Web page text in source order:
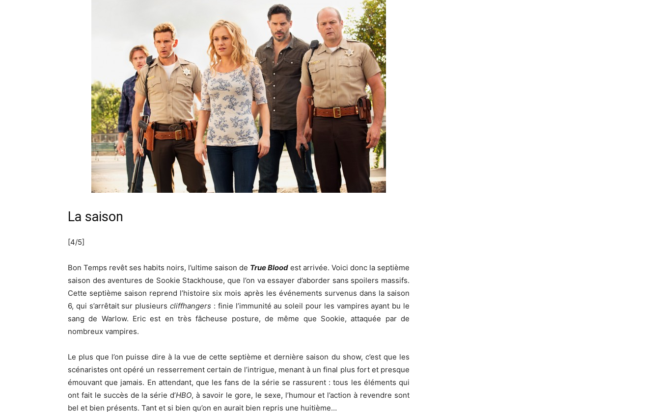
La saison
[4/5]
Bon Temps revêt ses habits noirs, l’ultime saison de True Blood est arrivée. Voici donc la septième
saison des aventures de Sookie Stackhouse, que l’on va essayer d’aborder sans spoilers massifs.
Cette septième saison reprend l’histoire six mois après les événements survenus dans la saison
6, qui s’arrêtait sur plusieurscliffhangers : finie l’immunité au soleil pour les vampires ayant bu le
sang de Warlow. Eric est en très fâcheuse posture, de même que Sookie, attaquée par de
nombreux vampires.
Le plus que l’on puisse dire à la vue de cette septième et dernière saison du show, c’est que les
scénaristes ont opéré un resserrement certain de l’intrigue, menant à un final plus fort et presque
émouvant que jamais. En attendant, que les fans de la série se rassurent : tous les éléments qui
ont fait le succès de la série d’HBO, à savoir le gore, le sexe, l’humour et l’action à revendre sont
bel et bien présents. Tant et si bien qu’on en aurait bien repris une huitième…